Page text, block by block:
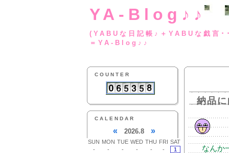
YA-Blog♪♪
(YABUな日記帳♪
＝YA-Blog♪♪
COUNTER
CALENDAR
« 2026.8 »
SUN MON TUE WED THU FRI SAT
-
- - - - -
1
納品
なんか